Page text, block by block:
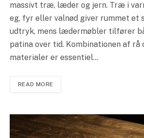
massivt træ, læder og jern. Træ i
eg, fyr eller valnød giver rummet
udtryk, mens lædermøbler tilfører
patina over tid. Kombinationen af rå
materialer er essentiel…
READ MORE